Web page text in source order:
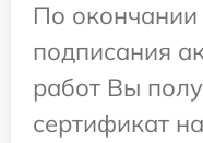
По
подписания
работ Вы
сертификат